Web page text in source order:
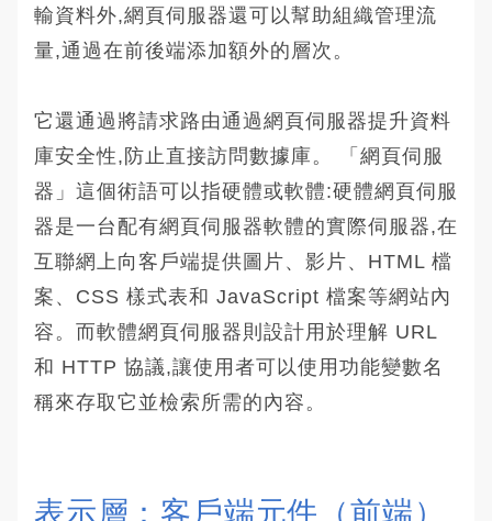
輸資料外,網頁伺服器還可以幫助組織管理流
量,通過在前後端添加額外的層次。
它還通過將請求路由通過網頁伺服器提升資料
庫安全性,防止直接訪問數據庫。 「網頁伺服
器」這個術語可以指硬體或軟體:硬體網頁伺服
器是一台配有網頁伺服器軟體的實際伺服器,在
互聯網上向客戶端提供圖片、影片、HTML 檔
案、CSS 樣式表和 JavaScript 檔案等網站內
容。而軟體網頁伺服器則設計用於理解 URL
和 HTTP 協議,讓使用者可以使用功能變數名
稱來存取它並檢索所需的內容。
表示層：客戶端元件（前端）